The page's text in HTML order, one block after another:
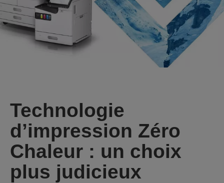
Technologie
d’impression Zéro
Chaleur : un choix
plus judicieux